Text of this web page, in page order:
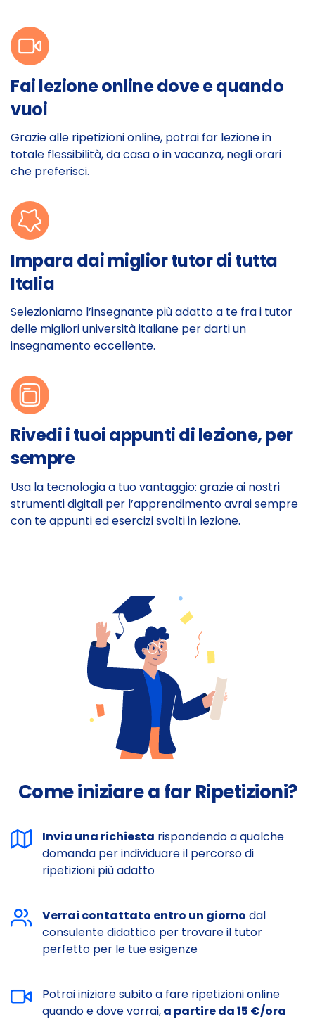
Fai lezione online dove e quando
vuoi
Grazie alle ripetizioni online, potrai far lezione in
totale flessibilità, da casa o in vacanza, negli orari
che preferisci.
Impara dai miglior tutor di tutta
Italia
Selezioniamo l’insegnante più adatto a te fra i tutor
delle migliori università italiane per darti un
insegnamento eccellente.
Rivedi i tuoi appunti di lezione, per
sempre
Usa la tecnologia a tuo vantaggio: grazie ai nostri
strumenti digitali per l’apprendimento avrai sempre
con te appunti ed esercizi svolti in lezione.
Come iniziare a far Ripetizioni?
Invia una richiesta rispondendo a qualche
domanda per individuare il percorso di
ripetizioni più adatto
Verrai contattato entro un giorno dal
consulente didattico per trovare il tutor
perfetto per le tue esigenze
Potrai iniziare subito a fare ripetizioni online
quando e dove vorrai,a partire da 15 €/ora